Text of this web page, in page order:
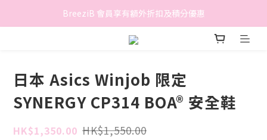
香港地區滿$500免費送貨 (離島區及偏遠地區除外)
BreeziB 會員享有額外折扣及積分優惠
香港地區滿$500免費送貨 (離島區及偏遠地區除外)
日本 Asics Winjob 限定
SYNERGY CP314 BOA® 安全鞋
HK$1,350.00 HK$1,550.00